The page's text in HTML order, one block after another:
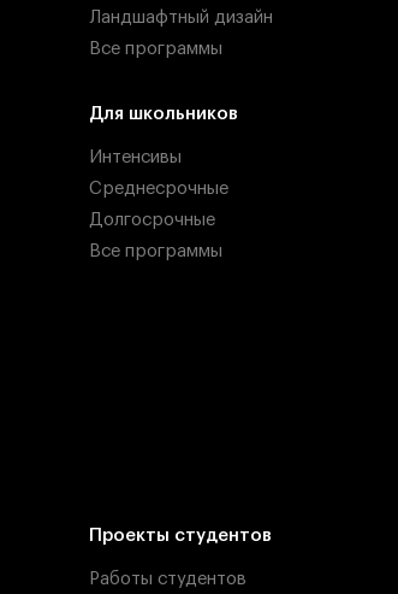
Ландшафтный дизайн
Все программы
Для школьников
Интенсивы
Среднесрочные
Долгосрочные
Все программы
Проекты студентов
Работы студентов